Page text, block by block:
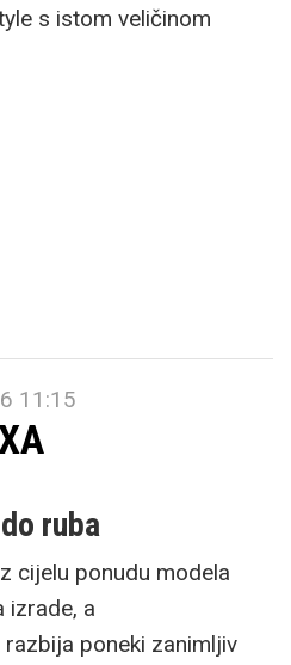
s istom veličinom
11:15
ruba
cijelu ponudu modela
izrade, a
poneki zanimljiv